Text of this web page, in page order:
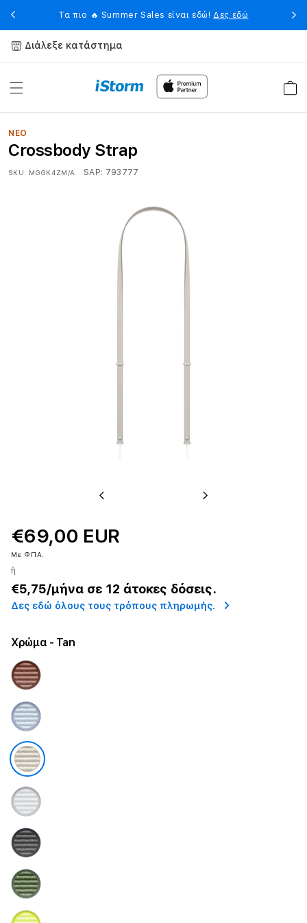
Τα πιο 🔥 Summer Sales είναι εδώ! Δες εδώ
Διάλεξε κατάστημα
Καλάθι
ΝΕΟ
Crossbody Strap
SKU: MGGK4ZM/A SAP: 793777
Previous Next
€69,00 EUR
Με ΦΠΑ.
ή
€5,75/μήνα σε 12 άτοκες δόσεις.
Δες εδώ όλους τους τρόπους πληρωμής.
Χρώμα - Tan